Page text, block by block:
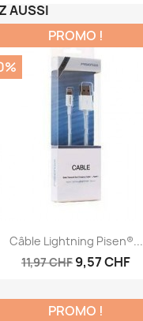
AUSSI
Câble Lightning Pisen®...
11,97 CHF 9,57 CHF
PROMO !
PROMO !